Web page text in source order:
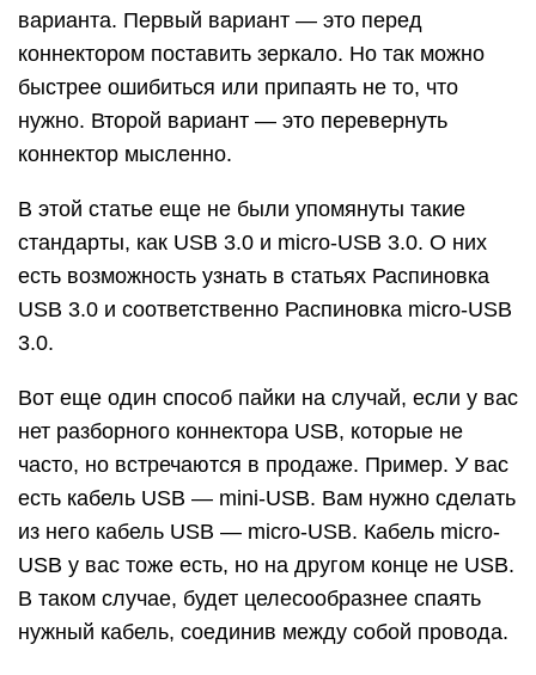
варианта. Первый вариант — это перед
коннектором поставить зеркало. Но так можно
быстрее ошибиться или припаять не то, что
нужно. Второй вариант — это перевернуть
коннектор мысленно.
В этой статье еще не были упомянуты такие
стандарты, как USB 3.0 и micro-USB 3.0. О них
есть возможность узнать в статьях Распиновка
USB 3.0 и соответственно Распиновка micro-USB
3.0.
Вот еще один способ пайки на случай, если у вас
нет разборного коннектора USB, которые не
часто, но встречаются в продаже. Пример. У вас
есть кабель USB — mini-USB. Вам нужно сделать
из него кабель USB — micro-USB. Кабель micro-
USB у вас тоже есть, но на другом конце не USB.
В таком случае, будет целесообразнее спаять
нужный кабель, соединив между собой провода.